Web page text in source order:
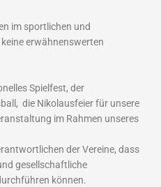
im sportlichen und
erwähnenswerten
Spielfest, der
die Nikolausfeier für unsere
im Rahmen unseres
der Vereine, dass
gesellschaftliche
können.